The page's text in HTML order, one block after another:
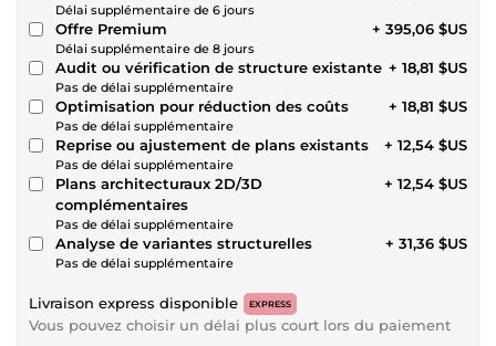
Délai supplémentaire de 6 jours
Offre Premium
Délai supplémentaire de 8 jours
+ 395,06 $US
Audit ou vérification de structure existante
Pas de délai supplémentaire
+ 18,81 $US
Optimisation pour réduction des coûts
Pas de délai supplémentaire
+ 18,81 $US
Reprise ou ajustement de plans existants
Pas de délai supplémentaire
+ 12,54 $US
Plans architecturaux 2D/3D
complémentaires
Pas de délai supplémentaire
+ 12,54 $US
Analyse de variantes structurelles
Pas de délai supplémentaire
+ 31,36 $US
Livraison express disponible EXPRESS
Vous pouvez choisir un délai plus court lors du paiement